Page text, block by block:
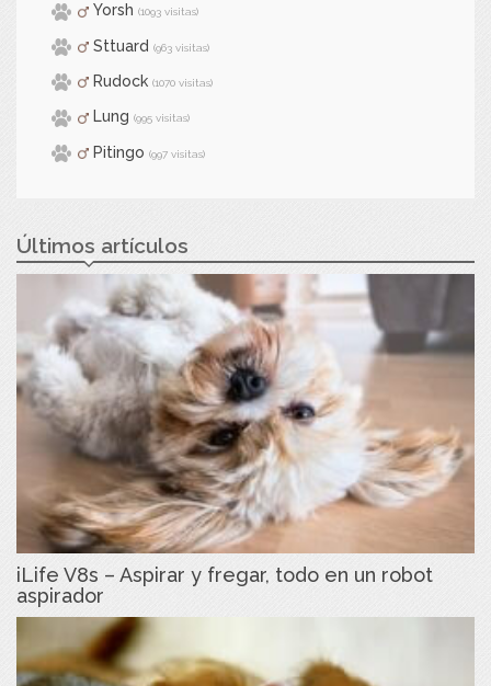
Yorsh (1093 visitas)
Sttuard (963 visitas)
Rudock (1070 visitas)
Lung (995 visitas)
Pitingo (997 visitas)
Últimos artículos
iLife V8s – Aspirar y fregar, todo en un robot
aspirador